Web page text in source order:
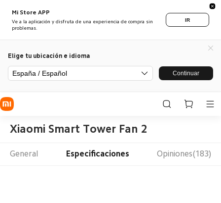
Mi Store APP
Ve a la aplicación y disfruta de una experiencia de compra sin
problemas.
IR
Elige tu ubicación e idioma
España / Español Continuar
Xiaomi Smart Tower Fan 2
General Especificaciones Opiniones(183)